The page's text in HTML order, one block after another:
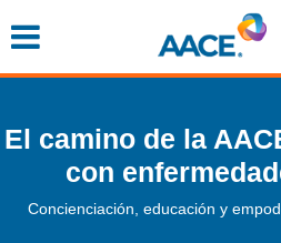
to
El camino de la
con
Concienciación, educación y